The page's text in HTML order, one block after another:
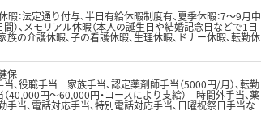
暇：法定通り付与、半日有給休暇制度有、夏季休暇：7～9月中
）、メモリアル休暇（本人の誕生日や結婚記念日などで1日
家族の介護休暇、子の看護休暇、生理休暇、ドナー休暇、転勤休
保
、役職手当 家族手当、認定薬剤師手当（5000円/月）、転勤
（40,000円～60,000円・コースにより支給） 時間外手当、薬
当、電話対応手当、特別電話対応手当、日曜祝祭日手当な